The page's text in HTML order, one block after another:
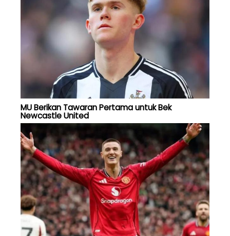
MU Berikan Tawaran Pertama untuk Bek
Newcastle United